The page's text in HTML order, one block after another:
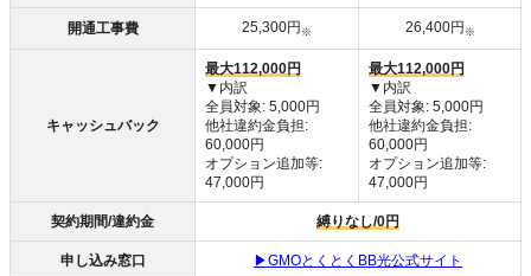
開通工事費 25,300円 ※ 26,400円 ※
キャッシュバック
最大112,000円
▼内訳
全員対象: 5,000円
他社違約金負担:
60,000円
オプション追加等:
47,000円
最大112,000円
▼内訳
全員対象: 5,000円
他社違約金負担:
60,000円
オプション追加等:
47,000円
契約期間/違約金 縛りなし/0円
申し込み窓口 ▶GMOとくとくBB光公式サイト